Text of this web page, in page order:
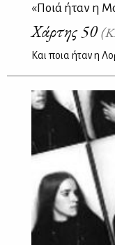
«Ποιά ήταν η
Χάρτης 50
Και ποια ήταν η